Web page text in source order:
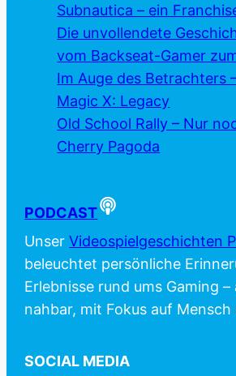
Subnautica – ein
Die unvollendete
vom Backseat-Gamer
Im Auge des Betrachters
Magic X: Legacy
Old School Rally – Nur
Cherry Pagoda
PODCAST
UnserVideospielgeschichten
beleuchtet persönliche
Erlebnisse rund ums Gaming
nahbar, mit Fokus auf Mensch
SOCIAL MEDIA